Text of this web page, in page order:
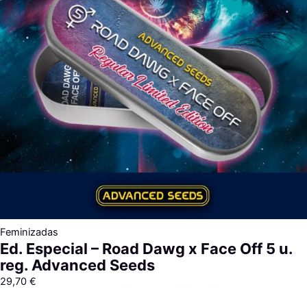
Feminizadas
Ed. Especial – Road Dawg x Face Off 5 u.
reg. Advanced Seeds
29,70 €